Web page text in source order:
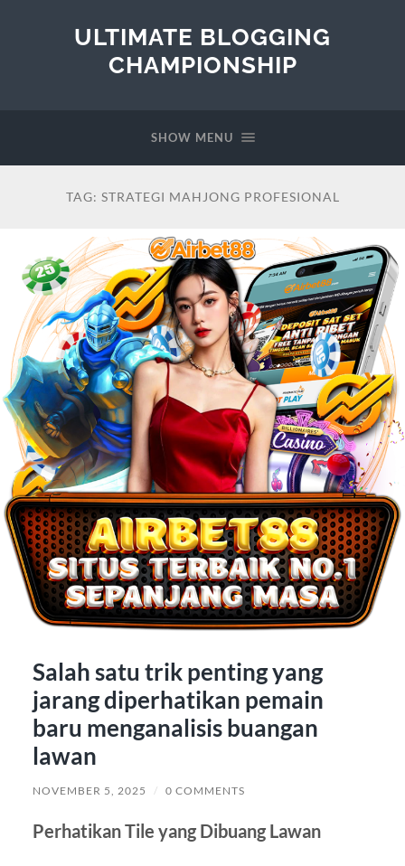
ULTIMATE BLOGGING
CHAMPIONSHIP
SHOW MENU
TAG: STRATEGI MAHJONG PROFESIONAL
Salah satu trik penting yang
jarang diperhatikan pemain
baru menganalisis buangan
lawan
NOVEMBER 5, 2025 / 0 COMMENTS
Perhatikan Tile yang Dibuang Lawan